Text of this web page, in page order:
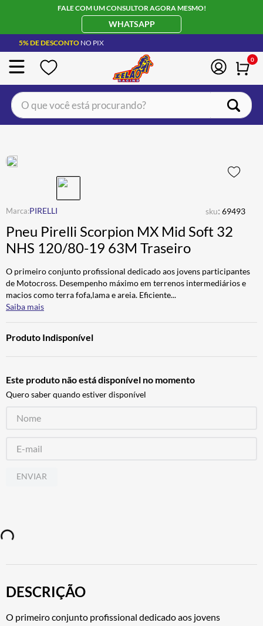
FALE COM UM CONSULTOR AGORA MESMO!
WHATSAPP
5% DE DESCONTO NO PIX
0
O que você está procurando?
PIRELLI sku: 69493
Pneu Pirelli Scorpion MX Mid Soft 32
NHS 120/80-19 63M Traseiro
O primeiro conjunto profissional dedicado aos jovens participantes
de Motocross. Desempenho máximo em terrenos intermediários e
macios como terra fofa,lama e areia. Eficiente...
Saiba mais
Produto Indisponível
Este produto não está disponível no momento
Quero saber quando estiver disponível
ENVIAR
DESCRIÇÃO
O primeiro conjunto profissional dedicado aos jovens
JAQUETA
4º ÓCULOS SOLAR
5º LUVA
6º BAU
7º ALPINESTAR
8º AIROH
9º CALÇA
10º BOTAS